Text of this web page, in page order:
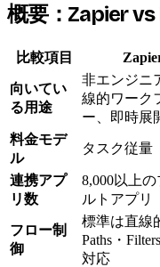
概要：Zapier
比較項目
向いてい
る用途
非エンジニ
線的ワーク
ー、即時展
料金モデ
ル
タスク従量
連携アプ
リ数
8,000以上
ルトアプリ
フロー制
御
標準は直線
Paths・
対応